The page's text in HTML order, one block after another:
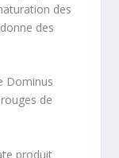
des
des
Dominus
de
produit